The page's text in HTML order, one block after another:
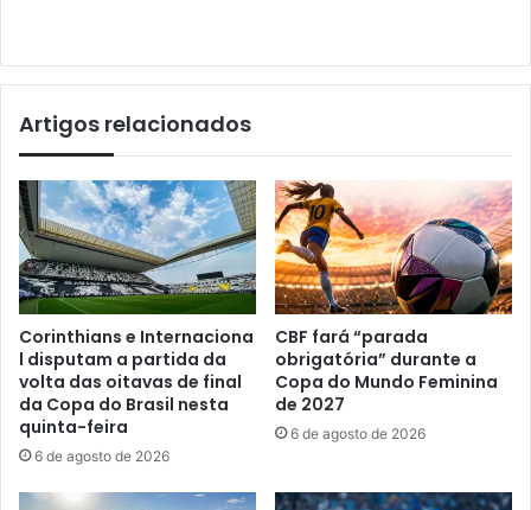
Artigos relacionados
Corinthians e Internaciona
l disputam a partida da
volta das oitavas de final
da Copa do Brasil nesta
quinta-feira
6 de agosto de 2026
CBF fará “parada
obrigatória” durante a
Copa do Mundo Feminina
de 2027
6 de agosto de 2026